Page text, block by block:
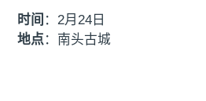
时间 ：2月24日
地点 ：南头古城